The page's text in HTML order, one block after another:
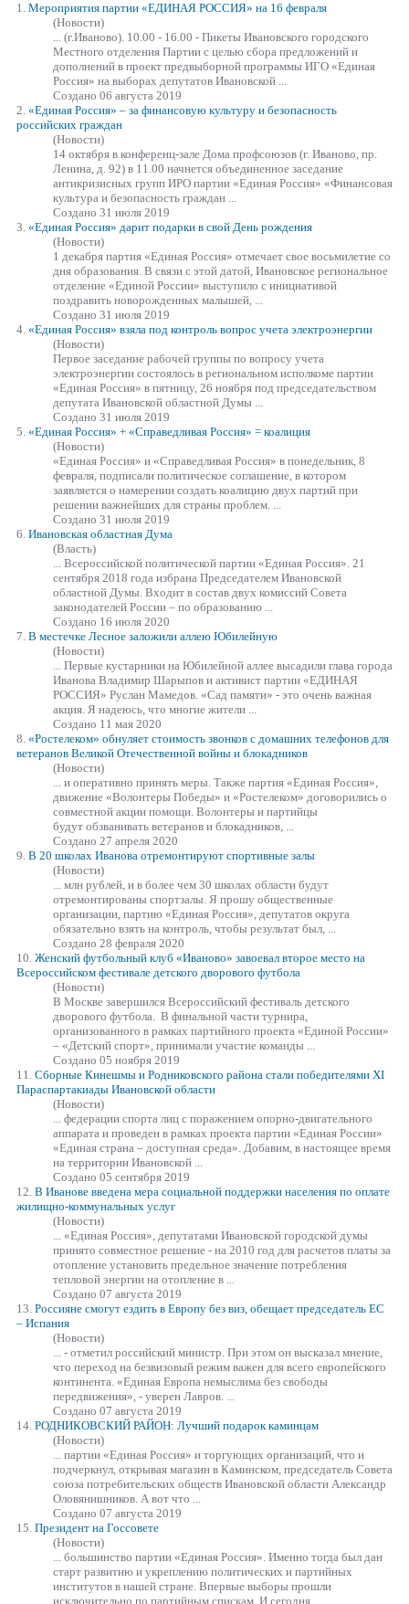
1. Мероприятия партии «ЕДИНАЯ РОССИЯ» на 16 февраля
(Новости)
... (г.Иваново). 10.00 - 16.00 - Пикеты Ивановского городского
Местного отделения Партии с целью сбора предложений и
дополнений в проект предвыборной программы ИГО «Единая
Россия» на выборах депутатов Ивановской ...
Создано 06 августа 2019
2. «Единая Россия» – за финансовую культуру и безопасность
российских граждан
(Новости)
14 октября в конференц-зале Дома профсоюзов (г. Иваново, пр.
Ленина, д. 92) в 11.00 начнется объединенное заседание
антикризисных групп ИРО партии «Единая Россия» «Финансовая
культура и безопасность граждан ...
Создано 31 июля 2019
3. «Единая Россия» дарит подарки в свой День рождения
(Новости)
1 декабря партия «Единая Россия» отмечает свое восьмилетие со
дня образования. В связи с этой датой, Ивановское региональное
отделение «Единой России» выступило с инициативой
поздравить новорожденных малышей, ...
Создано 31 июля 2019
4. «Единая Россия» взяла под контроль вопрос учета электроэнергии
(Новости)
Первое заседание рабочей группы по вопросу учета
электроэнергии состоялось в региональном исполкоме партии
«Единая Россия» в пятницу, 26 ноября под председательством
депутата Ивановской областной Думы ...
Создано 31 июля 2019
5. «Единая Россия» + «Справедливая Россия» = коалиция
(Новости)
«Единая Россия» и «Справедливая Россия» в понедельник, 8
февраля, подписали политическое соглашение, в котором
заявляется о намерении создать коалицию двух партий при
решении важнейших для страны проблем. ...
Создано 31 июля 2019
6. Ивановская областная Дума
(Власть)
... Всероссийской политической партии «Единая Россия». 21
сентября 2018 года избрана Председателем Ивановской
областной Думы. Входит в состав двух комиссий Совета
законодателей России – по образованию ...
Создано 16 июля 2020
7. В местечке Лесное заложили аллею Юбилейную
(Новости)
... Первые кустарники на Юбилейной аллее высадили глава города
Иванова Владимир Шарыпов и активист партии «ЕДИНАЯ
РОССИЯ» Руслан Мамедов. «Сад памяти» - это очень важная
акция. Я надеюсь, что многие жители ...
Создано 11 мая 2020
8. «Ростелеком» обнуляет стоимость звонков с домашних телефонов для
ветеранов Великой Отечественной войны и блокадников
(Новости)
... и оперативно принять меры. Также партия «Единая Россия»,
движение «Волонтеры Победы» и «Ростелеком» договорились о
совместной акции помощи. Волонтеры и партийцы
будут обзванивать ветеранов и блокадников, ...
Создано 27 апреля 2020
9. В 20 школах Иванова отремонтируют спортивные залы
(Новости)
... млн рублей, и в более чем 30 школах области будут
отремонтированы спортзалы. Я прошу общественные
организации, партию «Единая Россия», депутатов округа
обязательно взять на контроль, чтобы результат был, ...
Создано 28 февраля 2020
10. Женский футбольный клуб «Иваново» завоевал второе место на
Всероссийском фестивале детского дворового футбола
(Новости)
В Москве завершился Всероссийский фестиваль детского
дворового футбола. В финальной части турнира,
организованного в рамках партийного проекта «Единой России»
– «Детский спорт», принимали участие команды ...
Создано 05 ноября 2019
11. Сборные Кинешмы и Родниковского района стали победителями XI
Параспартакиады Ивановской области
(Новости)
... федерации спорта лиц с поражением опорно-двигательного
аппарата и проведен в рамках проекта партии «Единая России»
«Единая страна – доступная среда». Добавим, в настоящее время
на территории Ивановской ...
Создано 05 сентября 2019
12. В Иванове введена мера социальной поддержки населения по оплате
жилищно-коммунальных услуг
(Новости)
... «Единая Россия», депутатами Ивановской городской думы
принято совместное решение - на 2010 год для расчетов платы за
отопление установить предельное значение потребления
тепловой энергии на отопление в ...
Создано 07 августа 2019
13. Россияне смогут ездить в Европу без виз, обещает председатель ЕС
– Испания
(Новости)
... - отметил российский министр. При этом он высказал мнение,
что переход на безвизовый режим важен для всего европейского
континента. «Единая Европа немыслима без свободы
передвижения», - уверен Лавров. ...
Создано 07 августа 2019
14. РОДНИКОВСКИЙ РАЙОН: Лучший подарок каминцам
(Новости)
... партии «Единая Россия» и торгующих организаций, что и
подчеркнул, открывая магазин в Каминском, председатель Совета
союза потребительских обществ Ивановской области Александр
Оловянишников. А вот что ...
Создано 07 августа 2019
15. Президент на Госсовете
(Новости)
... большинство партии «Единая Россия». Именно тогда был дан
старт развитию и укреплению политических и партийных
институтов в нашей стране. Впервые выборы прошли
исключительно по партийным спискам. И сегодня ...